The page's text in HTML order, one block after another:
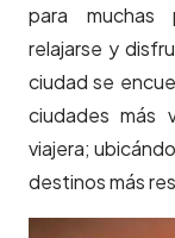
para muchas
relajarse y
ciudad se
ciudades más
viajera;
destinos más